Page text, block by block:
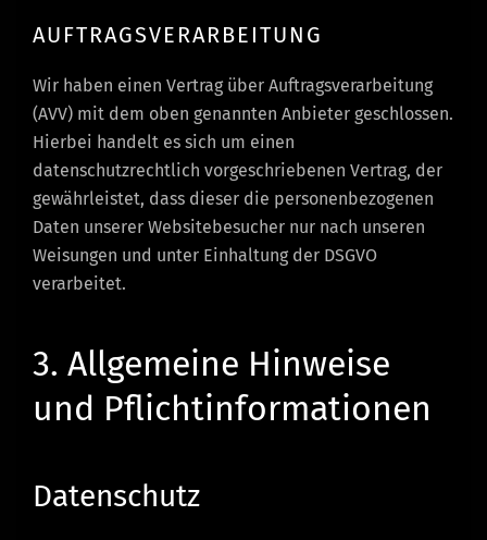
AUFTRAGSVERARBEITUNG
Wir haben einen Vertrag über Auftragsverarbeitung
(AVV) mit dem oben genannten Anbieter geschlossen.
Hierbei handelt es sich um einen
datenschutzrechtlich vorgeschriebenen Vertrag, der
gewährleistet, dass dieser die personenbezogenen
Daten unserer Websitebesucher nur nach unseren
Weisungen und unter Einhaltung der DSGVO
verarbeitet.
3. Allgemeine Hinweise
und Pflicht­informationen
Datenschutz